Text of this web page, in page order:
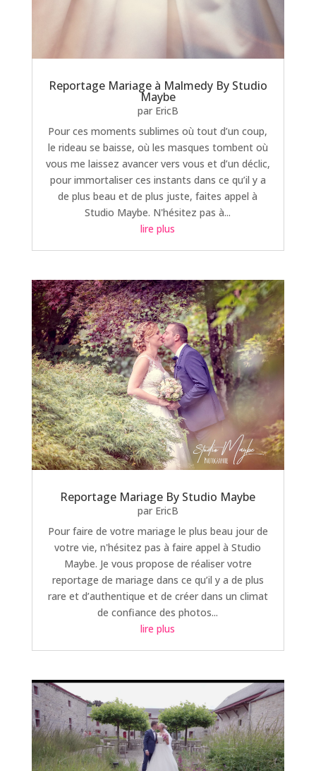
Reportage Mariage à Malmedy By Studio
Maybe
par EricB
Pour ces moments sublimes où tout d’un coup,
le rideau se baisse, où les masques tombent où
vous me laissez avancer vers vous et d’un déclic,
pour immortaliser ces instants dans ce qu’il y a
de plus beau et de plus juste, faites appel à
Studio Maybe. N'hésitez pas à...
lire plus
Reportage Mariage By Studio Maybe
par EricB
Pour faire de votre mariage le plus beau jour de
votre vie, n'hésitez pas à faire appel à Studio
Maybe. Je vous propose de réaliser votre
reportage de mariage dans ce qu’il y a de plus
rare et d’authentique et de créer dans un climat
de confiance des photos...
lire plus